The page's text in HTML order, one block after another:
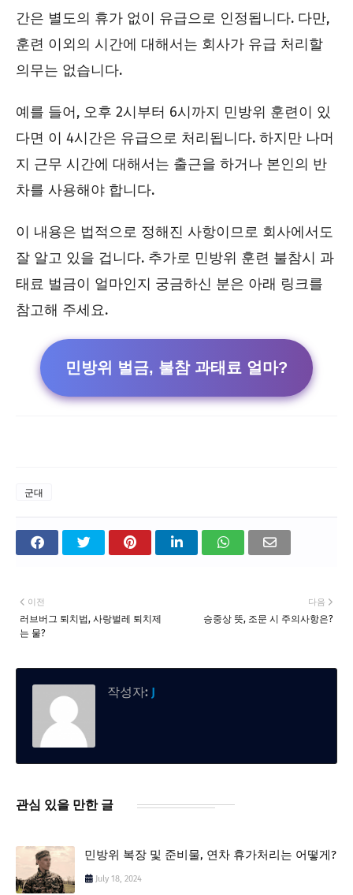
간은 별도의 휴가 없이 유급으로 인정됩니다. 다만,
훈련 이외의 시간에 대해서는 회사가 유급 처리할
의무는 없습니다.
예를 들어, 오후 2시부터 6시까지 민방위 훈련이 있
다면 이 4시간은 유급으로 처리됩니다. 하지만 나머
지 근무 시간에 대해서는 출근을 하거나 본인의 반
차를 사용해야 합니다.
이 내용은 법적으로 정해진 사항이므로 회사에서도
잘 알고 있을 겁니다. 추가로 민방위 훈련 불참시 과
태료 벌금이 얼마인지 궁금하신 분은 아래 링크를
참고해 주세요.
민방위 벌금, 불참 과태료 얼마?
군대
다음
승중상 뜻, 조문 시 주의사항은?
이전
러브버그 퇴치법, 사랑벌레 퇴치제
는 물?
작성자: J
관심 있을 만한 글
민방위 복장 및 준비물, 연차 휴가처리는 어떻게?
July 18, 2024